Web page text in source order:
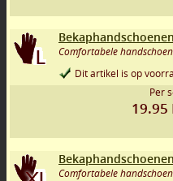
Comfortabele
Dit artikel is op
Per
19.95
Comfortabele